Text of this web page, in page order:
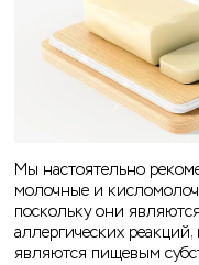
Мы настоятельно
молочные и
поскольку они
аллергических
являются пищевым